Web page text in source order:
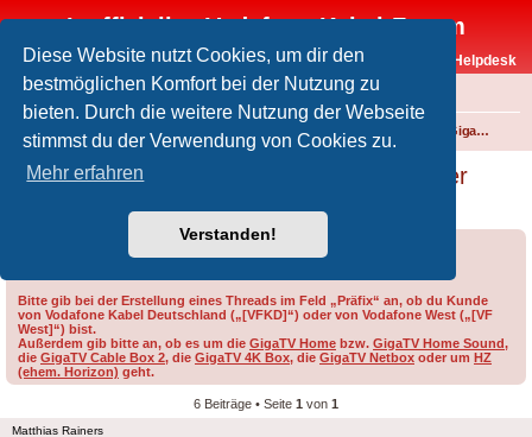
Diese Website nutzt Cookies, um dir den
bestmöglichen Komfort bei der Nutzung zu
bieten. Durch die weitere Nutzung der Webseite
stimmst du der Verwendung von Cookies zu.
Mehr erfahren
Verstanden!
Inoffizielles Vodafone-Kabel-Forum
Vodafone-Kabel-Helpdesk
FAQ
Foren-Übersicht GigaTV (GigaTV Home, GigaTV Cable Box 2, frühere GigaTV-Generationen sowie HZ)
[VF West] Stimme aus dem OFF mit kleiner
Bitte gib bei der Erstellung eines Threads im Feld „Präfix“ an, ob du Kunde
von Vodafone Kabel Deutschland („[VFKD]“) oder von Vodafone West („[VF
West]“) bist.
Außerdem gib bitte an, ob es um die GigaTV Home bzw. GigaTV Home Sound,
die GigaTV Cable Box 2, die GigaTV 4K Box, die GigaTV Netbox oder um HZ
(ehem. Horizon) geht.
6 Beiträge • Seite 1 von 1
Matthias Rainers